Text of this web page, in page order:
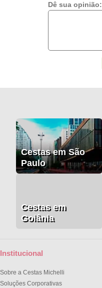
Dê sua opinião:
Cestas em São
Paulo
Cestas em
Goiânia
Institucional
Sobre a Cestas Michelli
Soluções Corporativas